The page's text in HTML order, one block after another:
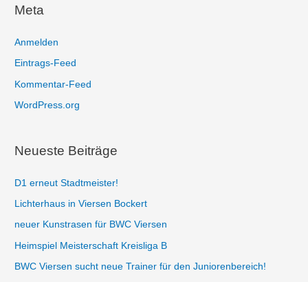
n
Meta
Anmelden
Eintrags-Feed
Kommentar-Feed
WordPress.org
Neueste Beiträge
D1 erneut Stadtmeister!
Lichterhaus in Viersen Bockert
neuer Kunstrasen für BWC Viersen
Heimspiel Meisterschaft Kreisliga B
BWC Viersen sucht neue Trainer für den Juniorenbereich!